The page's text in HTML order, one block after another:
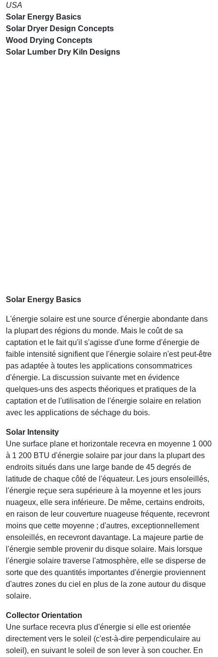
USA
Solar Energy Basics
Solar Dryer Design Concepts
Wood Drying Concepts
Solar Lumber Dry Kiln Designs
Solar Energy Basics
L'énergie solaire est une source d'énergie abondante dans
la plupart des régions du monde. Mais le coût de sa
captation et le fait qu'il s'agisse d'une forme d'énergie de
faible intensité signifient que l'énergie solaire n'est peut-être
pas adaptée à toutes les applications consommatrices
d'énergie. La discussion suivante met en évidence
quelques-uns des aspects théoriques et pratiques de la
captation et de l'utilisation de l'énergie solaire en relation
avec les applications de séchage du bois.
Solar Intensity
Une surface plane et horizontale recevra en moyenne 1 000
à 1 200 BTU d'énergie solaire par jour dans la plupart des
endroits situés dans une large bande de 45 degrés de
latitude de chaque côté de l'équateur. Les jours ensoleillés,
l'énergie reçue sera supérieure à la moyenne et les jours
nuageux, elle sera inférieure. De même, certains endroits,
en raison de leur couverture nuageuse fréquente, recevront
moins que cette moyenne ; d'autres, exceptionnellement
ensoleillés, en recevront davantage. La majeure partie de
l'énergie semble provenir du disque solaire. Mais lorsque
l'énergie solaire traverse l'atmosphère, elle se disperse de
sorte que des quantités importantes d'énergie proviennent
d'autres zones du ciel en plus de la zone autour du disque
solaire.
Collector Orientation
Une surface recevra plus d'énergie si elle est orientée
directement vers le soleil (c'est-à-dire perpendiculaire au
soleil), en suivant le soleil de son lever à son coucher. En